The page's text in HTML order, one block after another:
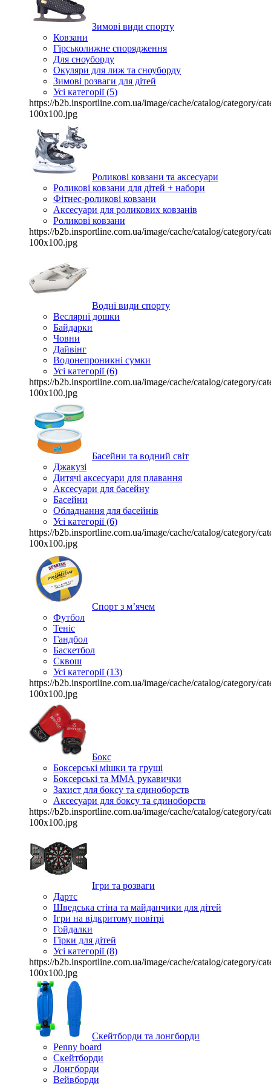
Зимові види спорту
Ковзани
Гірськолижне спорядження
Для сноуборду
Окуляри для лиж та сноуборду
Зимові розваги для дітей
Усі категорії (5)
https://b2b.insportline.com.ua/image/cache/catalog/category/
100x100.jpg
Роликові ковзани та аксесуари
Роликові ковзани для дітей + набори
Фітнес-роликові ковзани
Аксесуари для роликових ковзанів
Роликові ковзани
https://b2b.insportline.com.ua/image/cache/catalog/category/
100x100.jpg
Водні види спорту
Веслярні дошки
Байдарки
Човни
Дайвінг
Водонепроникні сумки
Усі категорії (6)
https://b2b.insportline.com.ua/image/cache/catalog/category/
100x100.jpg
Басейни та водний світ
Джакузі
Дитячі аксесуари для плавання
Аксесуари для басейну
Басейни
Обладнання для басейнів
Усі категорії (6)
https://b2b.insportline.com.ua/image/cache/catalog/category/
100x100.jpg
Спорт з м’ячем
Футбол
Теніс
Гандбол
Баскетбол
Сквош
Усі категорії (13)
https://b2b.insportline.com.ua/image/cache/catalog/category/
100x100.jpg
Бокс
Боксерські мішки та груші
Боксерські та ММА рукавички
Захист для боксу та єдиноборств
Аксесуари для боксу та єдиноборств
https://b2b.insportline.com.ua/image/cache/catalog/category/
100x100.jpg
Ігри та розваги
Дартс
Шведська стіна та майданчики для дітей
Ігри на відкритому повітрі
Гойдалки
Гірки для дітей
Усі категорії (8)
https://b2b.insportline.com.ua/image/cache/catalog/category/
100x100.jpg
Скейтборди та лонгборди
Penny board
Скейтборди
Лонгборди
Вейвборди